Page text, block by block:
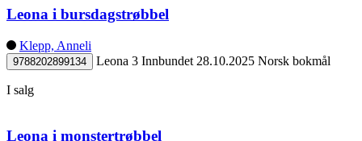
Leona i bursdagstrøbbel
Klepp, Anneli
9788202899134 Leona 3 Innbundet 28.10.2025 Norsk bokmål
I salg
Leona i monstertrøbbel